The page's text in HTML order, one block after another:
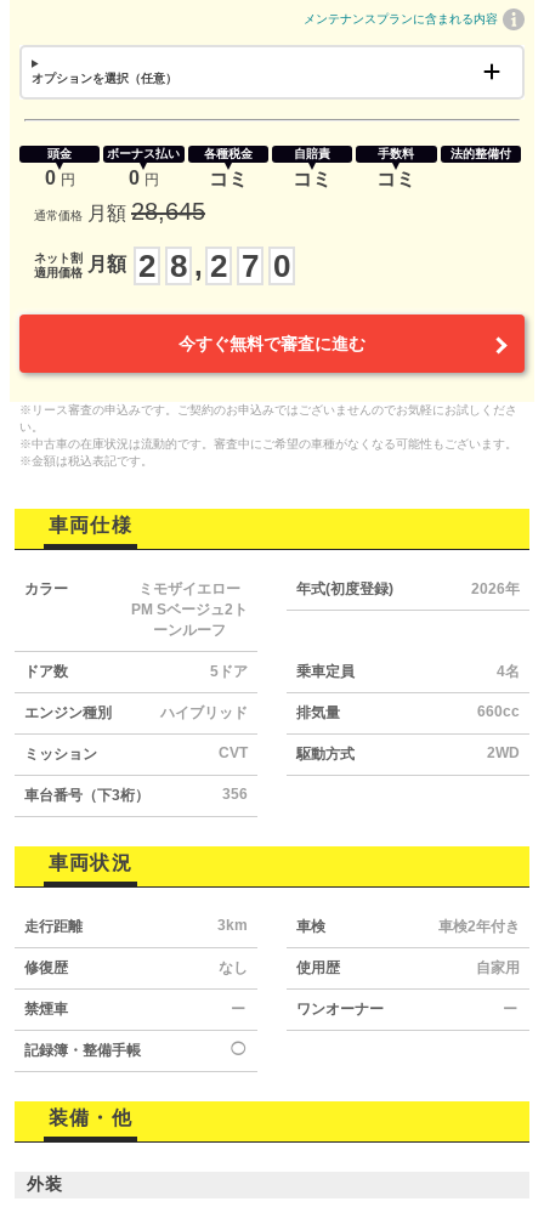
メンテナンスプランに含まれる内容
オプションを選択（任意）
頭金
0 円
ボーナス払い
0 円
各種税金
コミ
自賠責
コミ
手数料
コミ
法的整備付
通常価格 月額 28,645
ネット割
適用価格
月額 2 8 , 2 7 0
今すぐ無料で審査に進む
※リース審査の申込みです。ご契約のお申込みではございませんのでお気軽にお試しくださ
い。
※中古車の在庫状況は流動的です。審査中にご希望の車種がなくなる可能性もございます。
※金額は税込表記です。
車両仕様
カラー
ミモザイエロー
PM Sベージュ2ト
ーンルーフ
年式(初度登録) 2026年
ドア数 5ドア 乗車定員 4名
エンジン種別 ハイブリッド 排気量 660cc
ミッション CVT 駆動方式 2WD
車台番号（下3桁） 356
車両状況
走行距離 3km 車検 車検2年付き
修復歴 なし 使用歴 自家用
禁煙車 ー ワンオーナー ー
記録簿・整備手帳 ◯
装備・他
外装